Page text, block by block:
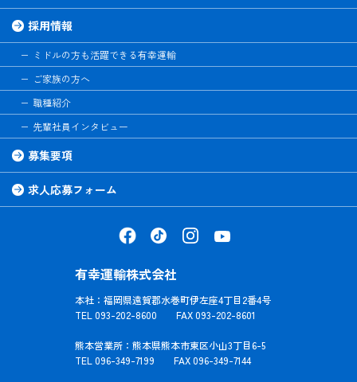
採用情報
ミドルの方も活躍できる有幸運輸
ご家族の方へ
職種紹介
先輩社員インタビュー
募集要項
求人応募フォーム
有幸運輸株式会社
本社：福岡県遠賀郡水巻町伊左座4丁目2番4号
TEL 093-202-8600 FAX 093-202-8601
熊本営業所：熊本県熊本市東区小山3丁目6-5
TEL 096-349-7199 FAX 096-349-7144